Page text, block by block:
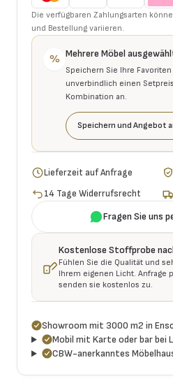
Die verfügbaren Zahlungsarten
und Bestellung variieren.
% Mehrere Möbel
Speichern Sie Ihre
unverbindlich einen
Kombination an.
Speichern und Angebot
Lieferzeit auf Anfrage
14 Tage Widerrufsrecht
Fragen Sie uns
Kostenlose Stoffprobe
Fühlen Sie die Qualität und
Ihrem eigenen Licht. Anfrage
senden sie kostenlos zu.
Showroom mit 3000 m2 in
Mobil mit Karte oder bar bei
CBW-anerkanntes